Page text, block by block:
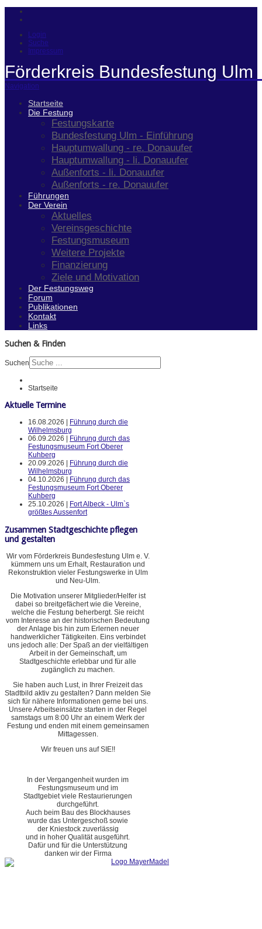
Login
Suche
Impressum
Förderkreis Bundesfestung Ulm
Navigation
Startseite
Die Festung
Festungskarte
Bundesfestung Ulm - Einführung
Hauptumwallung - re. Donauufer
Hauptumwallung - li. Donauufer
Außenforts - li. Donauufer
Außenforts - re. Donauufer
Führungen
Der Verein
Aktuelles
Vereinsgeschichte
Festungsmuseum
Weitere Projekte
Finanzierung
Ziele und Motivation
Der Festungsweg
Forum
Publikationen
Kontakt
Links
Suchen & Finden
Suchen
Startseite
Aktuelle Termine
16.08.2026 |
Führung durch die
Wilhelmsburg
06.09.2026 |
Führung durch das
Festungsmuseum Fort Oberer
Kuhberg
20.09.2026 |
Führung durch die
Wilhelmsburg
04.10.2026 |
Führung durch das
Festungsmuseum Fort Oberer
Kuhberg
25.10.2026 |
Fort Albeck - Ulm`s
größtes Aussenfort
Zusammen Stadtgeschichte pflegen
und gestalten
Wir vom Förderkreis Bundesfestung Ulm e. V.
kümmern uns um Erhalt, Restauration und
Rekonstruktion vieler Festungswerke in Ulm
und Neu-Ulm.
Die Motivation unserer Mitglieder/Helfer ist
dabei so breitgefächert wie die Vereine,
welche die Festung beherbergt. Sie reicht
vom Interesse an der historischen Bedeutung
der Anlage bis hin zum Erlernen neuer
handwerklicher Tätigkeiten. Eins verbindet
uns jedoch alle: Der Spaß an der vielfältigen
Arbeit in der Gemeinschaft, um
Stadtgeschichte erlebbar und für alle
zugänglich zu machen.
Sie haben auch Lust, in Ihrer Freizeit das
Stadtbild aktiv zu gestalten? Dann melden Sie
sich für nähere Informationen gerne bei uns.
Unsere Arbeitseinsätze starten in der Regel
samstags um 8:00 Uhr an einem Werk der
Festung und enden mit einem gemeinsamen
Mittagessen.
Wir freuen uns auf SIE!!
In der Vergangenheit wurden im
Festungsmuseum und im
Stadtgebiet viele Restaurierungen
durchgeführt.
Auch beim Bau des Blockhauses
wurde das Untergeschoß sowie
der Kniestock zuverlässig
und in hoher Qualität ausgeführt.
Dafür und für die Unterstützung
danken wir der Firma